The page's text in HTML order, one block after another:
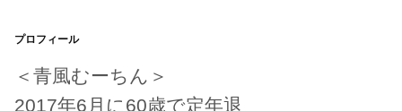
プロフィール
＜青風むーちん＞
2017年6月に60歳で定年退